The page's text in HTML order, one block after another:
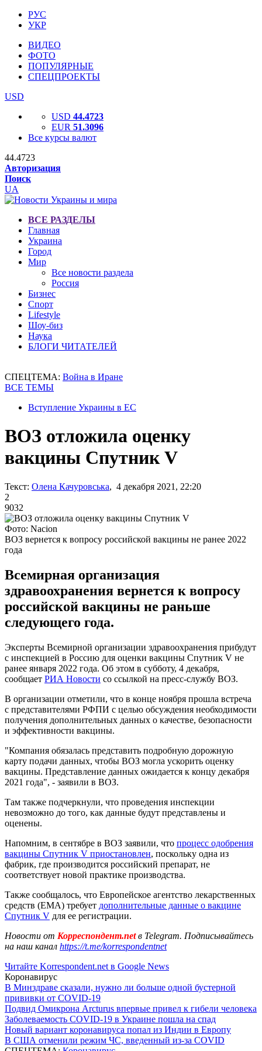
РУС
УКР
ВИДЕО
ФОТО
ПОПУЛЯРНЫЕ
СПЕЦПРОЕКТЫ
USD
USD 44.4723
EUR 51.3096
Все курсы валют
44.4723
Авторизация
Поиск
UA
ВСЕ РАЗДЕЛЫ
Главная
Украина
Город
Мир
Все новости раздела
Россия
Бизнес
Спорт
Lifestyle
Шоу-биз
Наука
БЛОГИ ЧИТАТЕЛЕЙ
СПЕЦТЕМА: Война в Иране
ВСЕ ТЕМЫ
Вступление Украины в ЕС
ВОЗ отложила оценку
вакцины Cпутник V
Текст: Олена Качуровська, 4 декабря 2021, 22:20
2
9032
Фото: Nacion
ВОЗ вернется к вопросу российской вакцины не ранее 2022
года
Всемирная организация
здравоохранения вернется к вопросу
российской вакцины не раньше
следующего года.
Эксперты Всемирной организации здравоохранения прибудут
с инспекцией в Россию для оценки вакцины Спутник V не
ранее января 2022 года. Об этом в субботу, 4 декабря,
сообщает РИА Новости со ссылкой на пресс-службу ВОЗ.
В организации отметили, что в конце ноября прошла встреча
с представителями РФПИ с целью обсуждения необходимости
получения дополнительных данных о качестве, безопасности
и эффективности вакцины.
"Компания обязалась представить подробную дорожную
карту подачи данных, чтобы ВОЗ могла ускорить оценку
вакцины. Представление данных ожидается к концу декабря
2021 года", - заявили в ВОЗ.
Там также подчеркнули, что проведения инспекции
невозможно до того, как данные будут представлены и
оценены.
Напомним, в сентябре в ВОЗ заявили, что процесс одобрения
вакцины Спутник V приостановлен, поскольку одна из
фабрик, где производится российский препарат, не
соответствует новой практике производства.
Также сообщалось, что Европейское агентство лекарственных
средств (EMA) требует дополнительные данные о вакцине
Спутник V для ее регистрации.
Новости от Корреспондент.netв Telegram. Подписывайтесь
на наш канал https://t.me/korrespondentnet
Читайте Korrespondent.net в Google News
Коронавирус
В Минздраве сказали, нужно ли больше одной бустерной
прививки от COVID-19
Подвид Омикрона Arcturus впервые привел к гибели человека
Заболеваемость COVID-19 в Украине пошла на спад
Новый вариант коронавируса попал из Индии в Европу
В США отменили режим ЧС, введенный из-за COVID